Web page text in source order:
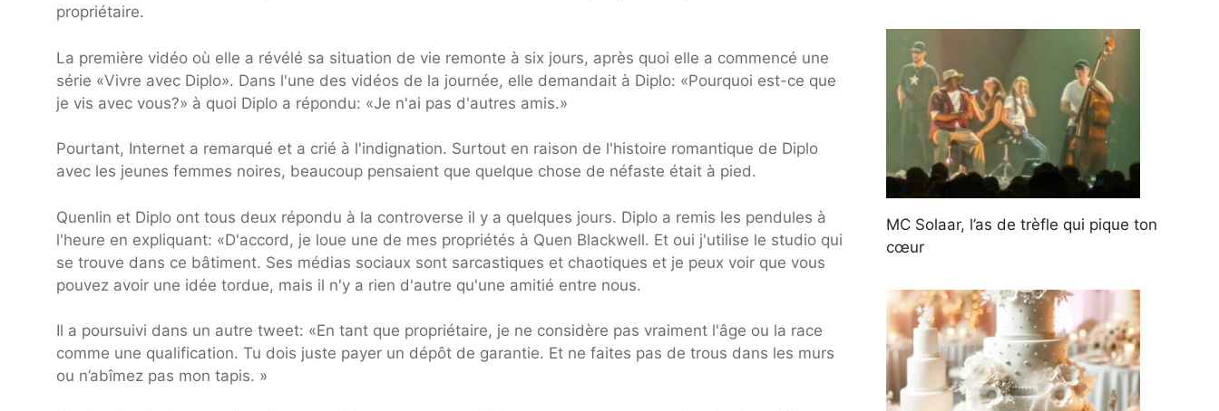
propriétaire.
La première vidéo où elle a révélé sa situation de vie remonte à six jours, après quoi elle a commencé une
série «Vivre avec Diplo». Dans l'une des vidéos de la journée, elle demandait à Diplo: «Pourquoi est-ce que
je vis avec vous?» à quoi Diplo a répondu: «Je n'ai pas d'autres amis.»
Pourtant, Internet a remarqué et a crié à l'indignation. Surtout en raison de l'histoire romantique de Diplo
avec les jeunes femmes noires, beaucoup pensaient que quelque chose de néfaste était à pied.
Quenlin et Diplo ont tous deux répondu à la controverse il y a quelques jours. Diplo a remis les pendules à
l'heure en expliquant: «D'accord, je loue une de mes propriétés à Quen Blackwell. Et oui j'utilise le studio qui
se trouve dans ce bâtiment. Ses médias sociaux sont sarcastiques et chaotiques et je peux voir que vous
pouvez avoir une idée tordue, mais il n'y a rien d'autre qu'une amitié entre nous.
Il a poursuivi dans un autre tweet: «En tant que propriétaire, je ne considère pas vraiment l'âge ou la race
comme une qualification. Tu dois juste payer un dépôt de garantie. Et ne faites pas de trous dans les murs
ou n’abîmez pas mon tapis. »
MC Solaar, l’as de trèfle qui pique ton
cœur